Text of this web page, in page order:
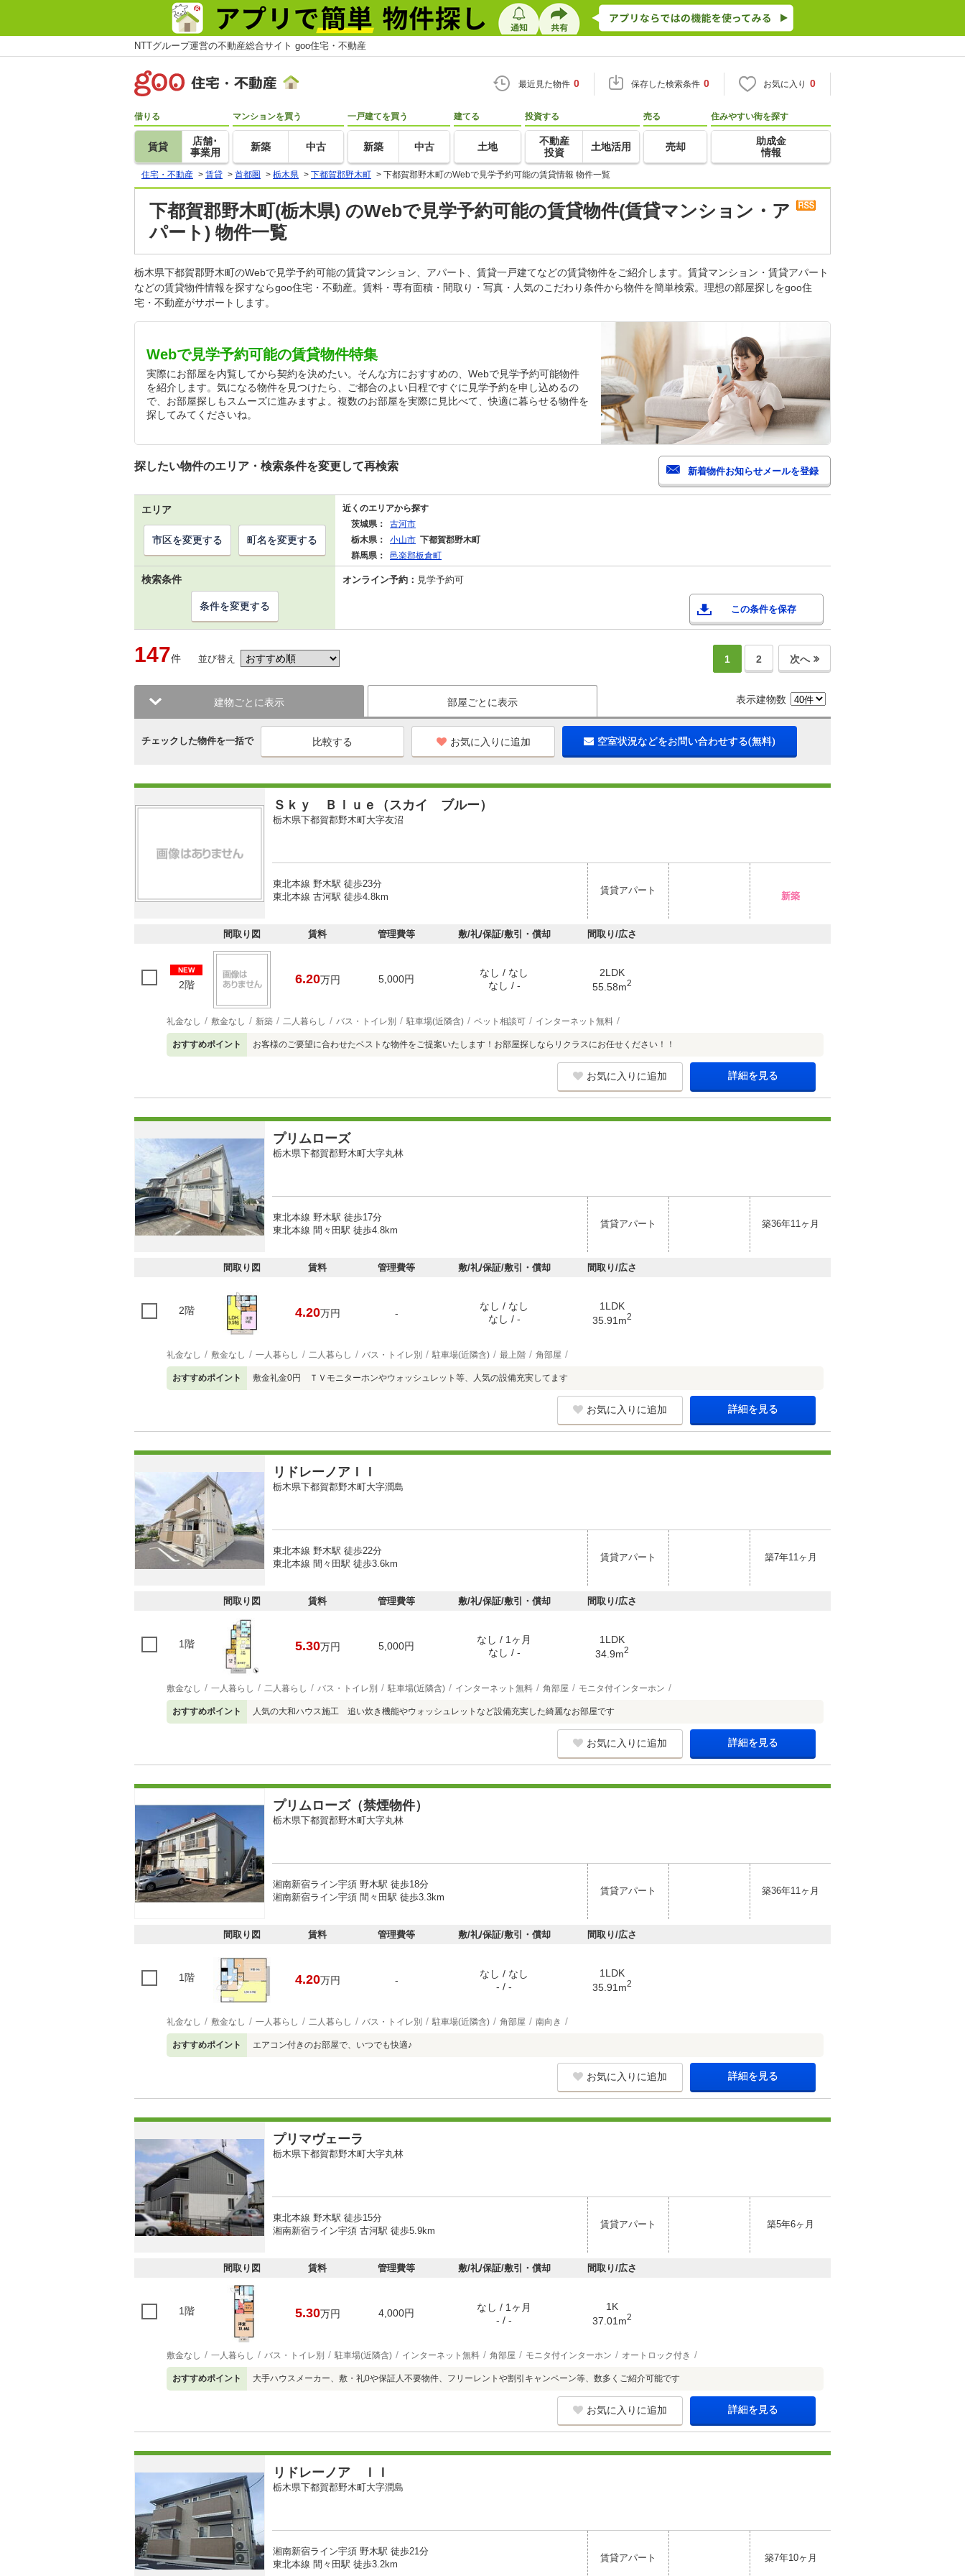
NTTグループ運営の不動産総合サイト goo住宅・不動産
最近見た物件 0 保存した検索条件 0 お気に入り 0
借りる
賃貸
店舗･
事業用
マンションを買う
新築 中古
一戸建てを買う
新築 中古
建てる
土地
投資する
不動産
投資
土地活用
売る
売却
住みやすい街を探す
助成金
情報
住宅・不動産 > 賃貸 > 首都圏 > 栃木県 > 下都賀郡野木町 > 下都賀郡野木町のWebで見学予約可能の賃貸情報 物件一覧
下都賀郡野木町(栃木県) のWebで見学予約可能の賃貸物件(賃貸マンション・ア
パート) 物件一覧
栃木県下都賀郡野木町のWebで見学予約可能の賃貸マンション、アパート、賃貸一戸建てなどの賃貸物件をご紹介します。賃貸マンション・賃貸アパート
などの賃貸物件情報を探すならgoo住宅・不動産。賃料・専有面積・間取り・写真・人気のこだわり条件から物件を簡単検索。理想の部屋探しをgoo住
宅・不動産がサポートします。
Webで見学予約可能の賃貸物件特集
実際にお部屋を内覧してから契約を決めたい。そんな方におすすめの、Webで見学予約可能物件
を紹介します。気になる物件を見つけたら、ご都合のよい日程ですぐに見学予約を申し込めるの
で、お部屋探しもスムーズに進みますよ。複数のお部屋を実際に見比べて、快適に暮らせる物件を
探してみてくださいね。
探したい物件のエリア・検索条件を変更して再検索
エリア
近くのエリアから探す
茨城県：
古河市
栃木県：
小山市 下都賀郡野木町
群馬県：
邑楽郡板倉町
市区を変更する 町名を変更する
検索条件 オンライン予約： 見学予約可
この条件を保存
条件を変更する
147件 並び替え 1 2 次へ
建物ごとに表示 部屋ごとに表示 表示建物数
チェックした物件を一括で お気に入りに追加 空室状況などをお問い合わせする(無料)
Ｓｋｙ Ｂｌｕｅ（スカイ ブルー）
栃木県下都賀郡野木町大字友沼
東北本線 野木駅 徒歩23分
東北本線 古河駅 徒歩4.8km
賃貸アパート
新築
間取り図 賃料 管理費等 敷/礼/保証/敷引・償却 間取り/広さ
NEW
2階 6.20万円 5,000円
なし / なし
なし / -
2LDK
55.58m2
礼金なし 敷金なし 新築 二人暮らし バス・トイレ別 駐車場(近隣含) ペット相談可 インターネット無料
おすすめポイント お客様のご要望に合わせたベストな物件をご提案いたします！お部屋探しならリクラスにお任せください！！
お気に入りに追加 詳細を見る
プリムローズ
栃木県下都賀郡野木町大字丸林
東北本線 野木駅 徒歩17分
東北本線 間々田駅 徒歩4.8km
賃貸アパート 築36年11ヶ月
間取り図 賃料 管理費等 敷/礼/保証/敷引・償却 間取り/広さ
2階 4.20万円 -
なし / なし
なし / -
1LDK
35.91m2
礼金なし 敷金なし 一人暮らし 二人暮らし バス・トイレ別 駐車場(近隣含) 最上階 角部屋
おすすめポイント 敷金礼金0円 ＴＶモニターホンやウォッシュレット等、人気の設備充実してます
お気に入りに追加 詳細を見る
リドレーノアＩＩ
栃木県下都賀郡野木町大字潤島
東北本線 野木駅 徒歩22分
東北本線 間々田駅 徒歩3.6km
賃貸アパート 築7年11ヶ月
間取り図 賃料 管理費等 敷/礼/保証/敷引・償却 間取り/広さ
1階 5.30万円 5,000円
なし / 1ヶ月
なし / -
1LDK
34.9m2
敷金なし 一人暮らし 二人暮らし バス・トイレ別 駐車場(近隣含) インターネット無料 角部屋 モニタ付インターホン
おすすめポイント 人気の大和ハウス施工 追い炊き機能やウォッシュレットなど設備充実した綺麗なお部屋です
お気に入りに追加 詳細を見る
プリムローズ（禁煙物件）
栃木県下都賀郡野木町大字丸林
湘南新宿ライン宇須 野木駅 徒歩18分
湘南新宿ライン宇須 間々田駅 徒歩3.3km
賃貸アパート 築36年11ヶ月
間取り図 賃料 管理費等 敷/礼/保証/敷引・償却 間取り/広さ
1階 4.20万円 -
なし / なし
- / -
1LDK
35.91m2
礼金なし 敷金なし 一人暮らし 二人暮らし バス・トイレ別 駐車場(近隣含) 角部屋 南向き
おすすめポイント エアコン付きのお部屋で、いつでも快適♪
お気に入りに追加 詳細を見る
プリマヴェーラ
栃木県下都賀郡野木町大字丸林
東北本線 野木駅 徒歩15分
湘南新宿ライン宇須 古河駅 徒歩5.9km
賃貸アパート 築5年6ヶ月
間取り図 賃料 管理費等 敷/礼/保証/敷引・償却 間取り/広さ
1階 5.30万円 4,000円
なし / 1ヶ月
- / -
1K
37.01m2
敷金なし 一人暮らし バス・トイレ別 駐車場(近隣含) インターネット無料 角部屋 モニタ付インターホン オートロック付き
おすすめポイント 大手ハウスメーカー、敷・礼0や保証人不要物件、フリーレントや割引キャンペーン等、数多くご紹介可能です
お気に入りに追加 詳細を見る
リドレーノア ＩＩ
栃木県下都賀郡野木町大字潤島
湘南新宿ライン宇須 野木駅 徒歩21分
東北本線 間々田駅 徒歩3.2km
賃貸アパート 築7年10ヶ月